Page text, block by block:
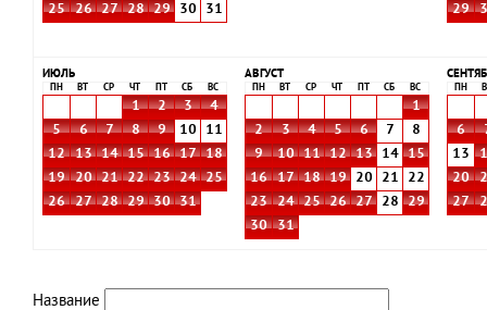
25
26 27 28 29 30 31
29
ИЮЛЬ
ПН ВТ СР ЧТ СБ ВС
1 2 3
4
5
6 7 8 9 10
11
12
13 14 15 16 17
18
19
20 21 22 23 24
25
26
27 28 29 30 31
АВГУСТ
ПН ВТ СР ЧТ СБ ВС
1
2
3 4 5 6 7
8
9
10 11 12 13 14
15
16
17 18 19 20 21
22
23
24 25 26 27 28
29
30
31
ПН
6
13
20
27
Название